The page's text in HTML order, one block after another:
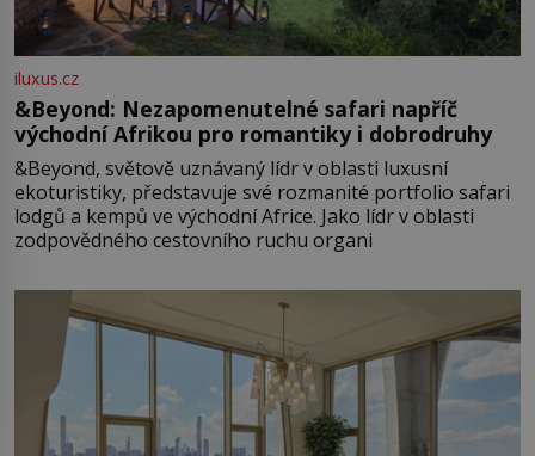
iluxus.cz
&Beyond: Nezapomenutelné safari napříč
východní Afrikou pro romantiky i dobrodruhy
&Beyond, světově uznávaný lídr v oblasti luxusní
ekoturistiky, představuje své rozmanité portfolio safari
lodgů a kempů ve východní Africe. Jako lídr v oblasti
zodpovědného cestovního ruchu organi